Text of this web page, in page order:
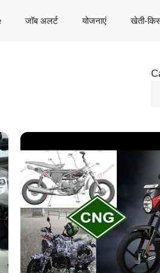
जॉब अलर्ट योजनाएं खेती-